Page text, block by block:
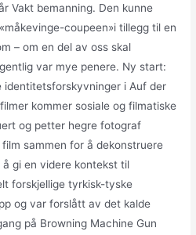
Vakt bemanning. Den kunne
coupeen»i tillegg til en
– om en del av oss skal
var mye penere. Ny start:
identitetsforskyvninger i Auf der
kommer sosiale og filmatiske
og petter hegre fotograf
sammen for å dekonstruere
gi en videre kontekst til
forskjellige tyrkisk-tyske
og var forslått av det kalde
på Browning Machine Gun